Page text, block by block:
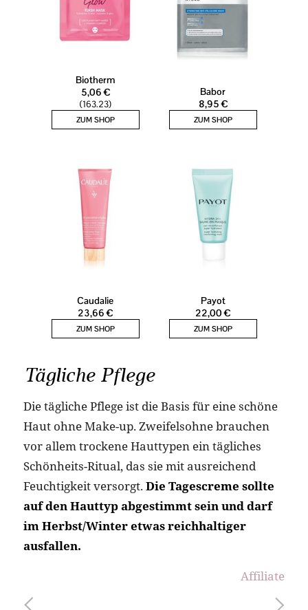
Tägliche Pflege
Die tägliche Pflege ist die Basis für eine schöne
Haut ohne Make-up. Zweifelsohne brauchen
vor allem trockene Hauttypen ein tägliches
Schönheits-Ritual, das sie mit ausreichend
Feuchtigkeit versorgt. Die Tagescreme sollte
auf den Hauttyp abgestimmt sein und darf
im Herbst/Winter etwas reichhaltiger
ausfallen.
Affiliate